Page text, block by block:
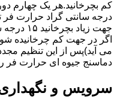
درجه سانتی گراد حرارت فر
جهت
می آید)پس از این تنظیم
دماسنج جیوه ای حرارت فر
سرویس و نگهداری